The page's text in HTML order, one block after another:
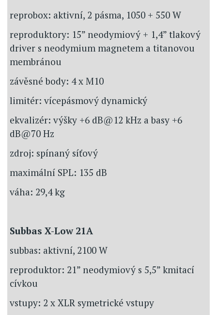
reprobox: aktivní, 2 pásma, 1050 + 550 W
reproduktory: 15” neodymiový + 1,4” tlakový
driver s neodymium magnetem a titanovou
membránou
závěsné body: 4 x M10
limitér: vícepásmový dynamický
ekvalizér: výšky +6 dB@12 kHz a basy +6
dB@70 Hz
zdroj: spínaný síťový
maximální SPL: 135 dB
váha: 29,4 kg
Subbas X-Low 21A
subbas: aktivní, 2100 W
reproduktor: 21” neodymiový s 5,5” kmitací
cívkou
vstupy: 2 x XLR symetrické vstupy